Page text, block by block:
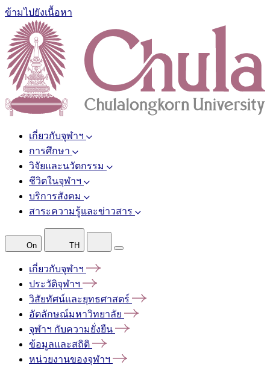
ข้ามไปยังเนื้อหา
เกี่ยวกับจุฬาฯ
การศึกษา
วิจัยและนวัตกรรม
ชีวิตในจุฬาฯ
บริการสังคม
สาระความรู้และข่าวสาร
On TH
เกี่ยวกับจุฬาฯ
ประวัติจุฬาฯ
วิสัยทัศน์และยุทธศาสตร์
อัตลักษณ์มหาวิทยาลัย
จุฬาฯ กับความยั่งยืน
ข้อมูลและสถิติ
หน่วยงานของจุฬาฯ